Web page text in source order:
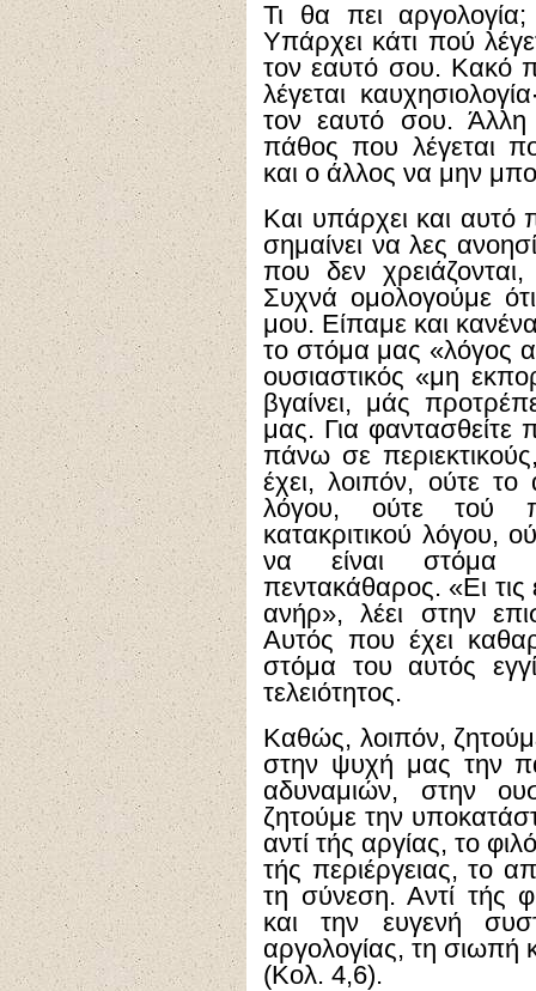
Τι θα πει
Υπάρχει κάτι πού
τον εαυτό σου. Κακό
λέγεται
τον εαυτό σου.
πάθος που λέγεται
και ο άλλος να μην
Και υπάρχει και αυτό
σημαίνει να λες
που δεν
Συχνά ομολογούμε
μου. Είπαμε και
το στόμα μας «λόγος
ουσιαστικός «μη
βγαίνει, μάς
μας. Για φαντασθείτε
πάνω σε
έχει, λοιπόν, ούτε
λόγου, ούτε τού
κατακριτικού λόγου,
να είναι στόμα
πεντακάθαρος. «Ει τις
ανήρ», λέει στην
Αυτός που έχει
στόμα του αυτός
τελειότητος.
Καθώς, λοιπόν,
στην ψυχή μας την
αδυναμιών, στην
ζητούμε την
αντί τής αργίας, το
τής περιέργειας, το
τη σύνεση. Αντί τής
και την ευγενή
αργολογίας, τη σιωπή
(Κολ. 4,6).